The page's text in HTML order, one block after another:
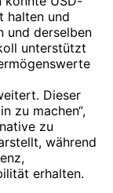
halten und
und derselben
unterstützt
Dieser
zu machen“,
zu
während
erhalten.